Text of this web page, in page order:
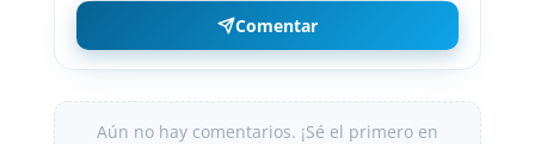
Comentar
Aún no hay comentarios. ¡Sé el primero en